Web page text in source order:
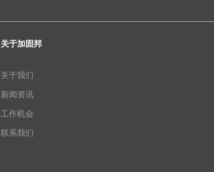
关于加固邦
关于我们
新闻资讯
工作机会
联系我们